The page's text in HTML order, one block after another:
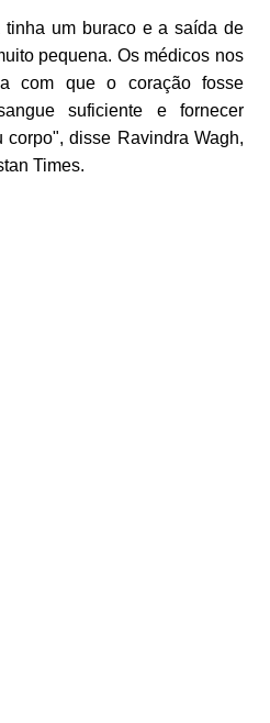
tinha um buraco e a saída de
pequena. Os médicos nos
com que o coração fosse
suficiente e fornecer
disse Ravindra Wagh,
Times.